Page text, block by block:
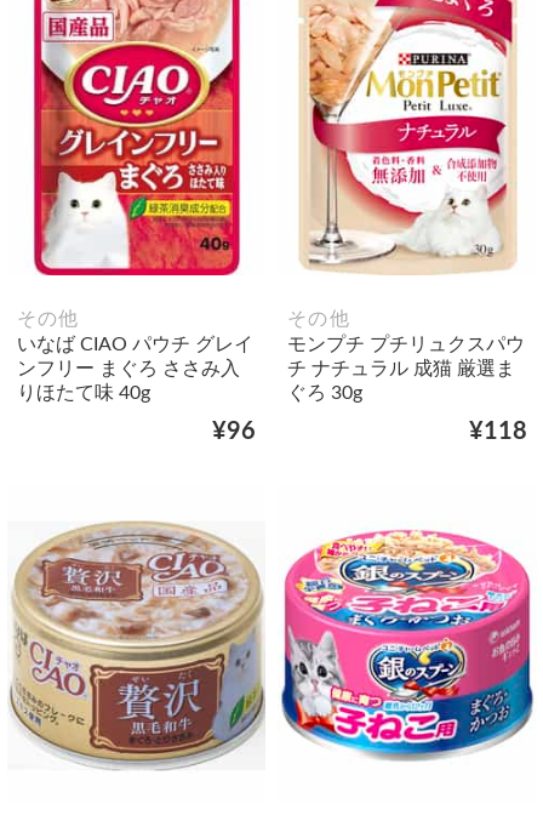
その他
いなば CIAO パウチ グレイ
ンフリー まぐろ ささみ入
りほたて味 40g
¥96
その他
モンプチ プチリュクスパウ
チ ナチュラル 成猫 厳選ま
ぐろ 30g
¥118